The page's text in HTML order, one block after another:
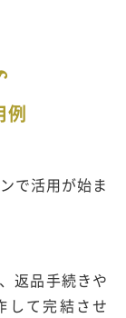
例
で活用が始ま
返品手続きや
して完結させ